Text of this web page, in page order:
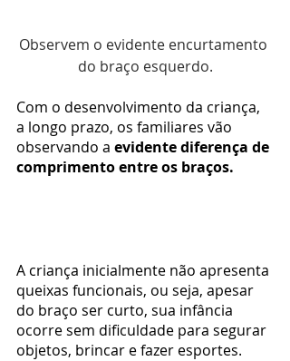
Observem o evidente encurtamento
do braço esquerdo.
Com o desenvolvimento da criança,
a longo prazo, os familiares vão
observando a evidente diferença de
comprimento entre os braços.
A criança inicialmente não apresenta
queixas funcionais, ou seja, apesar
do braço ser curto, sua infância
ocorre sem dificuldade para segurar
objetos, brincar e fazer esportes.